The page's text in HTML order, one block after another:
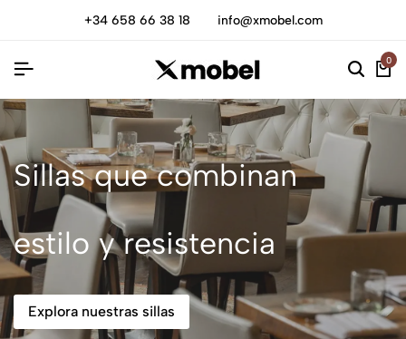
+34 658 66 38 18 info@xmobel.com
0
Sillas que combinan
estilo y resistencia
Explora nuestras sillas